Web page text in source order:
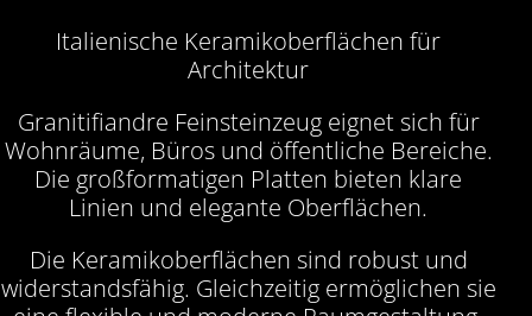
Italienische Keramikoberflächen für
Architektur
Granitifiandre Feinsteinzeug eignet sich für
Wohnräume, Büros und öffentliche Bereiche.
Die großformatigen Platten bieten klare
Linien und elegante Oberflächen.
Die Keramikoberflächen sind robust und
widerstandsfähig. Gleichzeitig ermöglichen sie